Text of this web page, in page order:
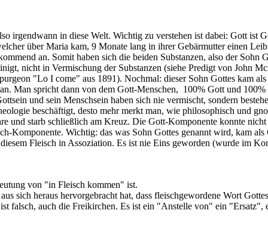
irgendwann in diese Welt. Wichtig zu verstehen ist dabei: Gott ist
über Maria kam, 9 Monate lang in ihrer Gebärmutter einen
an. Somit haben sich die beiden Substanzen, also der Sohn
nicht in Vermischung der Substanzen (siehe Predigt von John
"Lo I come" aus 1891). Nochmal: dieser Sohn Gottes kam
Man spricht dann von dem Gott-Menschen, 100% Gott und 100%
und sein Menschsein haben sich nie vermischt, sondern
beschäftigt, desto mehr merkt man, wie philosophisch und
und starb schließlich am Kreuz. Die Gott-Komponente konnte nicht
Komponente. Wichtig: das was Sohn Gottes genannt wird, kam als
Fleisch in Assoziation. Es ist nie Eins geworden (wurde im
von "in Fleisch kommen" ist.
sich heraus hervorgebracht hat, dass fleischgewordene Wort
falsch, auch die Freikirchen. Es ist ein "Anstelle von" ein "Ersatz",